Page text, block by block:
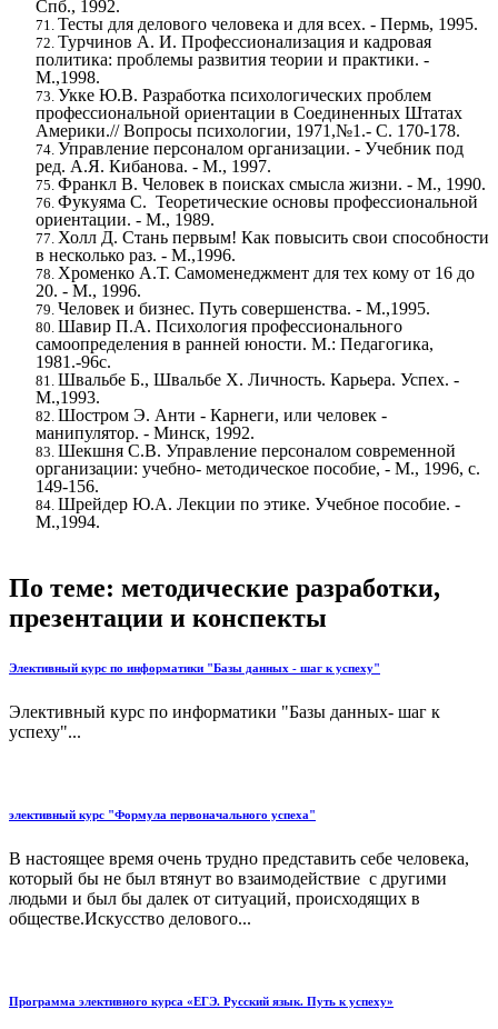
Спб., 1992.
Тесты для делового человека и для всех. - Пермь, 1995.
Турчинов А. И. Профессионализация и кадровая
политика: проблемы развития теории и практики. -
М.,1998.
Укке Ю.В. Разработка психологических проблем
профессиональной ориентации в Соединенных Штатах
Америки.// Вопросы психологии, 1971,№1.- С. 170-178.
Управление персоналом организации. - Учебник под
ред. А.Я. Кибанова. - М., 1997.
Франкл В. Человек в поисках смысла жизни. - М., 1990.
Фукуяма С. Теоретические основы профессиональной
ориентации. - М., 1989.
Холл Д. Стань первым! Как повысить свои способности
в несколько раз. - М.,1996.
Хроменко А.Т. Самоменеджмент для тех кому от 16 до
20. - М., 1996.
Человек и бизнес. Путь совершенства. - М.,1995.
Шавир П.А. Психология профессионального
самоопределения в ранней юности. М.: Педагогика,
1981.-96с.
Швальбе Б., Швальбе Х. Личность. Карьера. Успех. -
М.,1993.
Шостром Э. Анти - Карнеги, или человек -
манипулятор. - Минск, 1992.
Шекшня С.В. Управление персоналом современной
организации: учебно- методическое пособие, - М., 1996, с.
149-156.
Шрейдер Ю.А. Лекции по этике. Учебное пособие. -
М.,1994.
По теме: методические разработки,
презентации и конспекты
Элективный курс по информатики "Базы данных - шаг к успеху"
Элективный курс по информатики "Базы данных- шаг к
успеху"...
элективный курс "Формула первоначального успеха"
В настоящее время очень трудно представить себе человека,
который бы не был втянут во взаимодействие с другими
людьми и был бы далек от ситуаций, происходящих в
обществе.Искусство делового...
Программа элективного курса «ЕГЭ. Русский язык. Путь к успеху»